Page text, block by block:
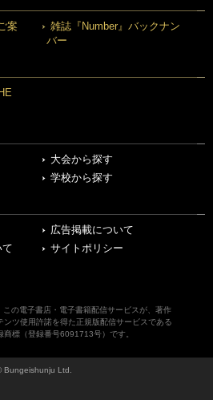
案
雑誌『Number』バックナン
バー
大会から探す
学校から探す
広告掲載について
サイトポリシー
この電子書店・電子書籍配信サービスが、著作
ンツ使用許諾を得た正規版配信サービスである
商標（登録番号6091713号）です。
Bungeishunju Ltd.